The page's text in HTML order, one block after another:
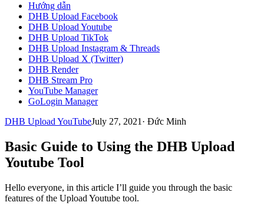
Hướng dẫn
DHB Upload Facebook
DHB Upload Youtube
DHB Upload TikTok
DHB Upload Instagram & Threads
DHB Upload X (Twitter)
DHB Render
DHB Stream Pro
YouTube Manager
GoLogin Manager
DHB Upload YouTubeJuly 27, 2021 · Đức Minh
Basic Guide to Using the DHB Upload
Youtube Tool
Hello everyone, in this article I’ll guide you through the basic
features of the Upload Youtube tool.